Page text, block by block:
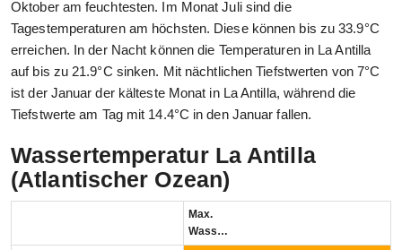
Oktober am feuchtesten. Im Monat Juli sind die
Tagestemperaturen am höchsten. Diese können bis zu 33.9°C
erreichen. In der Nacht können die Temperaturen in La Antilla
auf bis zu 21.9°C sinken. Mit nächtlichen Tiefstwerten von 7°C
ist der Januar der kälteste Monat in La Antilla, während die
Tiefstwerte am Tag mit 14.4°C in den Januar fallen.
Wassertemperatur La Antilla
(Atlantischer Ozean)
Max.
Wassertemperatur (°C)